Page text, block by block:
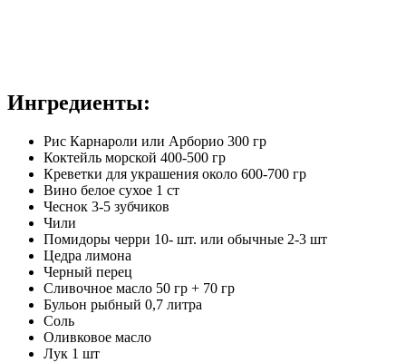
Ингредиенты:
Рис Карнароли или Арборио 300 гр
Коктейль морской 400-500 гр
Креветки для украшения около 600-700 гр
Вино белое сухое 1 ст
Чеснок 3-5 зубчиков
Чили
Помидоры черри 10- шт. или обычные 2-3 шт
Цедра лимона
Черный перец
Сливочное масло 50 гр + 70 гр
Бульон рыбный 0,7 литра
Соль
Оливковое масло
Лук 1 шт